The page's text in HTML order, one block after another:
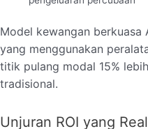
Model kewangan berkuasa
yang menggunakan
titik pulang modal 15%
tradisional.
Unjuran ROI yang